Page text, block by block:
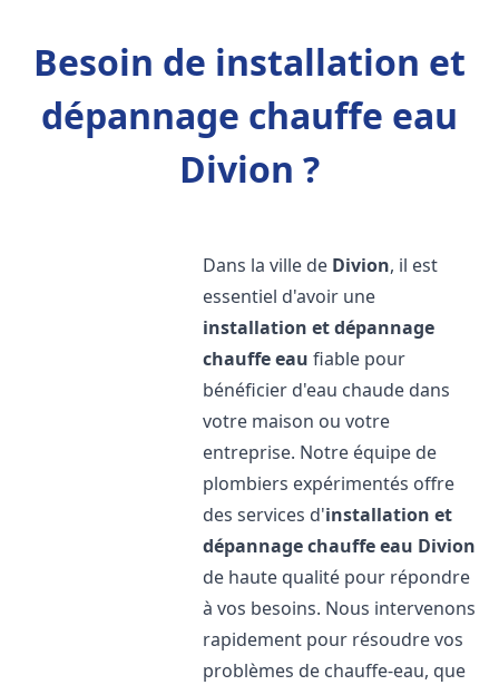
Besoin de installation et
dépannage chauffe eau
Divion ?
Dans la ville de Divion, il est
essentiel d'avoir une
installation et dépannage
chauffe eau fiable pour
bénéficier d'eau chaude dans
votre maison ou votre
entreprise. Notre équipe de
plombiers expérimentés offre
des services d'installation et
dépannage chauffe eau Divion
de haute qualité pour répondre
à vos besoins. Nous intervenons
rapidement pour résoudre vos
problèmes de chauffe-eau, que